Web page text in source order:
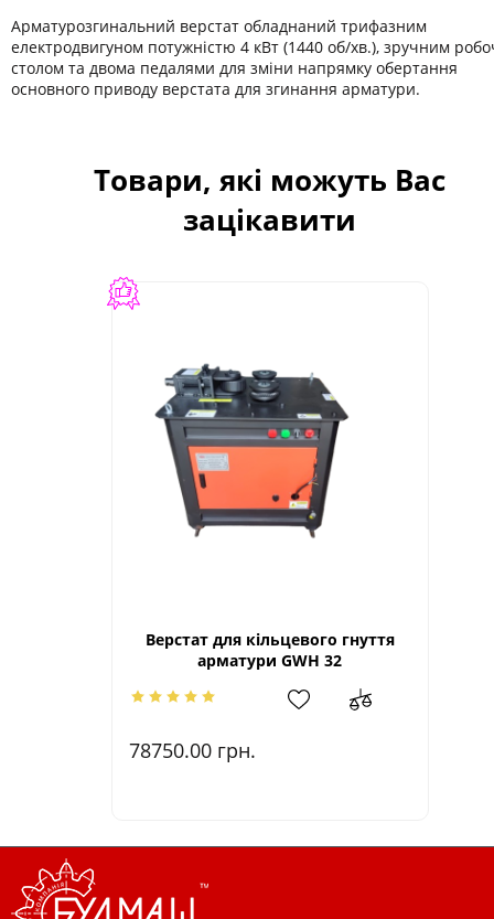
Арматурозгинальний верстат обладнаний трифазним
електродвигуном потужністю 4 кВт (1440 об/хв.), зручним
столом та двома педалями для зміни напрямку обертання
основного приводу верстата для згинання арматури.
Товари, які можуть Вас
зацікавити
Верстат для кільцевого гнуття
арматури GWH 32
78750.00 грн.